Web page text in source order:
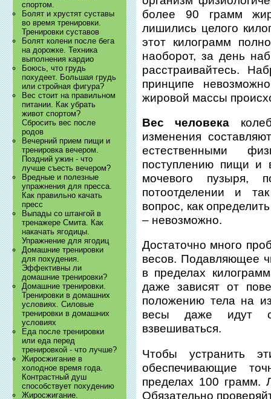
спортом.
Болят и хрустят суставы
во время тренировки.
Тренировки суставов
Болят колени после бега
на дорожке. Техника
выполнения кардио
Боюсь, что грудь
похудеет. Большая грудь
или стройная фигура?
Вес стоит на правильном
питании. Как убрать
живот спортом?
Сбросить вес после
родов
Вечерний прием пищи и
тренировка вечером.
Поздний ужин - что
лучше съесть вечером?
Вредные и полезные
упражнения для пресса.
Как правильно качать
пресс
Выпады со штангой в
тренажере Смита. Как
накачать ягодицы.
Упражнение для ягодиц
Домашние тренировки
для похудения.
Эффективны ли
домашние тренировки?
Домашние тренировки.
Тренировки в домашних
условиях. Силовые
тренировки в домашних
условиях
Еда после тренировки
или еда перед
тренировкой - что лучше?
Жиросжигание в
холодное время года.
Контрастный душ
способствует похудению
Жиросжигание.
более 90 грамм
лишились целого
этот килограмм
наоборот, за день
расстраивайтесь.
принципе
жировой массы
Вес человека
изменения
естественными
поступлению пищи и
мочевого пузыря,
потоотделении и
вопрос, как
– невозможно.
Достаточно много
весов. Подавляющее
в пределах
даже зависят от
положению тела на
весы даже идут с
взвешиваться.
Чтобы устранить
обеспечивающие
пределах 100 грамм.
Обязательно